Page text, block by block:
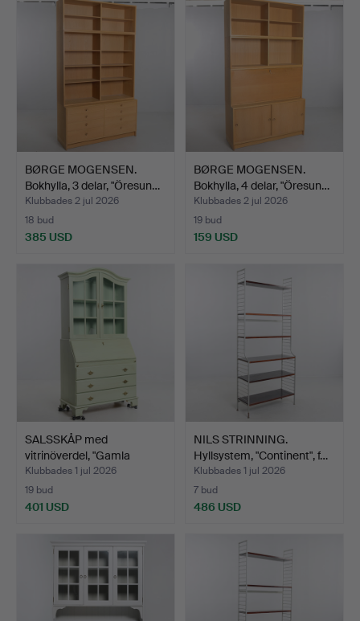
BØRGE MOGENSEN.
Bokhylla, 3 delar, "Öresun…
Klubbades 2 jul 2026
18 bud
385 USD
BØRGE MOGENSEN.
Bokhylla, 4 delar, "Öresun…
Klubbades 2 jul 2026
19 bud
159 USD
SALSSKÅP med
vitrinöverdel, "Gamla
Sverige…
Klubbades 1 jul 2026
19 bud
401 USD
NILS STRINNING.
Hyllsystem, "Continent", f…
Klubbades 1 jul 2026
7 bud
486 USD